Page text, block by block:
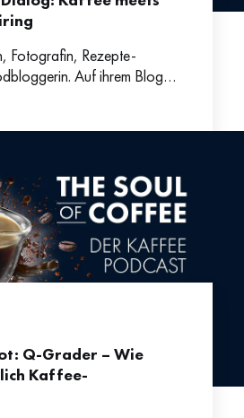
Fotografin, Rezepte-
Auf ihrem Blog
Q-Grader – Wie
Kaffee-